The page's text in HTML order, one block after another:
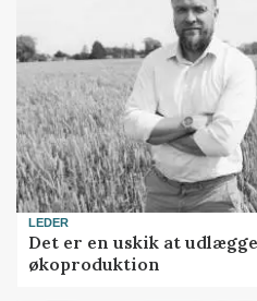
LEDER
Det er en uskik at
økoproduktion